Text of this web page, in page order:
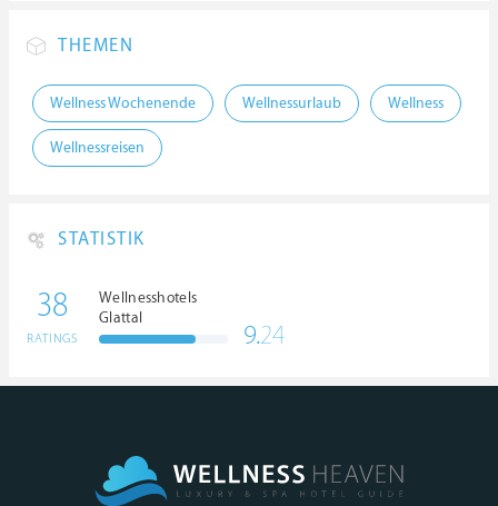
THEMEN
Wellness Wochenende Wellnessurlaub Wellness
Wellnessreisen
STATISTIK
38
RATINGS
Wellnesshotels
Glattal
9.24